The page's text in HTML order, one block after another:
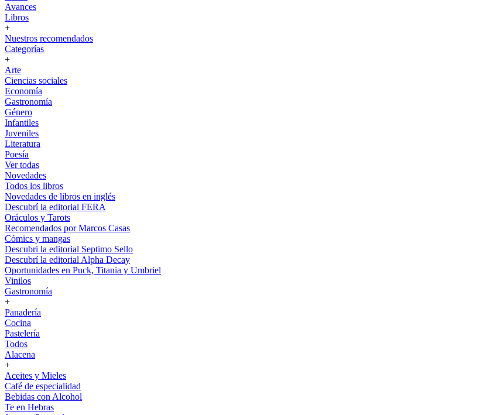
Avances
Libros
+
Nuestros recomendados
Categorías
+
Arte
Ciencias sociales
Economía
Gastronomía
Género
Infantiles
Juveniles
Literatura
Poesía
Ver todas
Novedades
Todos los libros
Novedades de libros en inglés
Descubrí la editorial FERA
Oráculos y Tarots
Recomendados por Marcos Casas
Cómics y mangas
Descubri la editorial Septimo Sello
Descubrí la editorial Alpha Decay
Oportunidades en Puck, Titania y Umbriel
Vinilos
Gastronomía
+
Panadería
Cocina
Pastelería
Todos
Alacena
+
Aceites y Mieles
Café de especialidad
Bebidas con Alcohol
Te en Hebras